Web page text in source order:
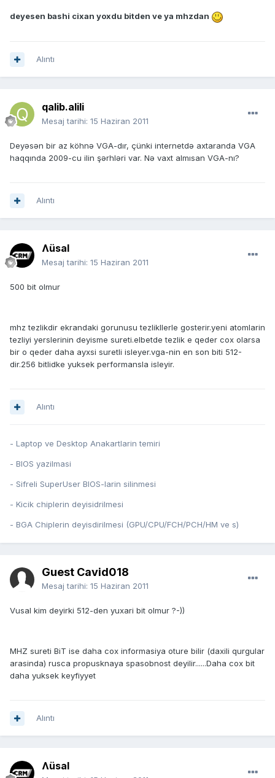
deyesen bashi cixan yoxdu bitden ve ya mhzdan
Alıntı
qalib.alili
Mesaj tarihi: 15 Haziran 2011
Deyəsən bir az köhnə VGA-dır, çünki internetdə axtaranda VGA
haqqında 2009-cu ilin şərhləri var. Nə vaxt almısan VGA-nı?
Alıntı
Ʌüsal
Mesaj tarihi: 15 Haziran 2011
500 bit olmur
mhz tezlikdir ekrandaki gorunusu tezlikllerle gosterir.yeni atomlarin
tezliyi yerslerinin deyisme sureti.elbetde tezlik e qeder cox olarsa
bir o qeder daha ayxsi suretli isleyer.vga-nin en son biti 512-
dir.256 bitlidke yuksek performansla isleyir.
Alıntı
- Laptop ve Desktop Anakartlarin temiri
- BIOS yazilmasi
- Sifreli SuperUser BIOS-larin silinmesi
- Kicik chiplerin deyisidrilmesi
- BGA Chiplerin deyisdirilmesi (GPU/CPU/FCH/PCH/HM ve s)
Guest Cavid018
Mesaj tarihi: 15 Haziran 2011
Vusal kim deyirki 512-den yuxari bit olmur ?-))
MHZ sureti BiT ise daha cox informasiya oture bilir (daxili qurgular
arasinda) rusca propusknaya spasobnost deyilir......Daha cox bit
daha yuksek keyfiyyet
Alıntı
Ʌüsal